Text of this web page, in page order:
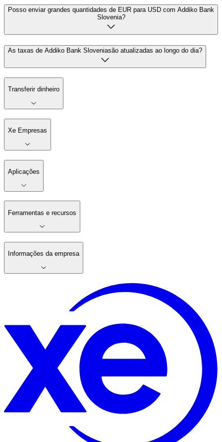
Posso enviar grandes quantidades de EUR para USD com Addiko Bank
Slovenia?
As taxas de Addiko Bank Sloveniasão atualizadas ao longo do dia?
Transferir dinheiro
Xe Empresas
Aplicações
Ferramentas e recursos
Informações da empresa